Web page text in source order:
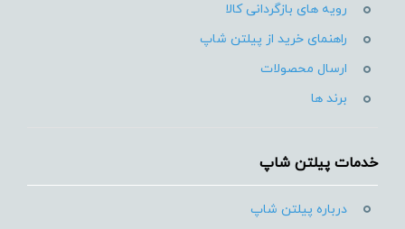
رویه های بازگردانی کالا
راهنمای خرید از پیلتن شاپ
ارسال محصولات
برند ها
خدمات پیلتن شاپ
درباره پیلتن شاپ